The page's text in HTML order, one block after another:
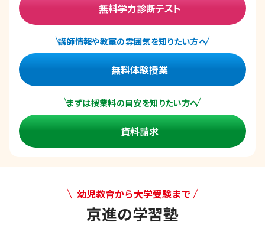
無料学力診断テスト
講師情報や教室の雰囲気を知りたい方へ
無料体験授業
まずは授業料の目安を知りたい方へ
資料請求
幼児教育から大学受験まで
京進の学習塾